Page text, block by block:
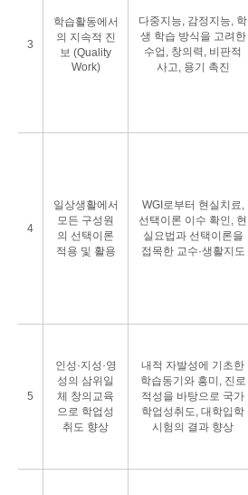
3
학습활동에서
의 지속적 진
보 (Quality
Work)
다중지능, 감정지능, 학
생 학습 방식을 고려한
수업, 창의력, 비판적
사고, 용기 촉진
4
일상생활에서
모든 구성원
의 선택이론
적용 및 활용
WGI로부터 현실치료,
선택이론 이수 확인, 현
실요법과 선택이론을
접목한 교수·생활지도
5
인성·지성·영
성의 삼위일
체 창의교육
으로 학업성
취도 향상
내적 자발성에 기초한
학습동기와 흥미, 진로
적성을 바탕으로 국가
학업성취도, 대학입학
시험의 결과 향상